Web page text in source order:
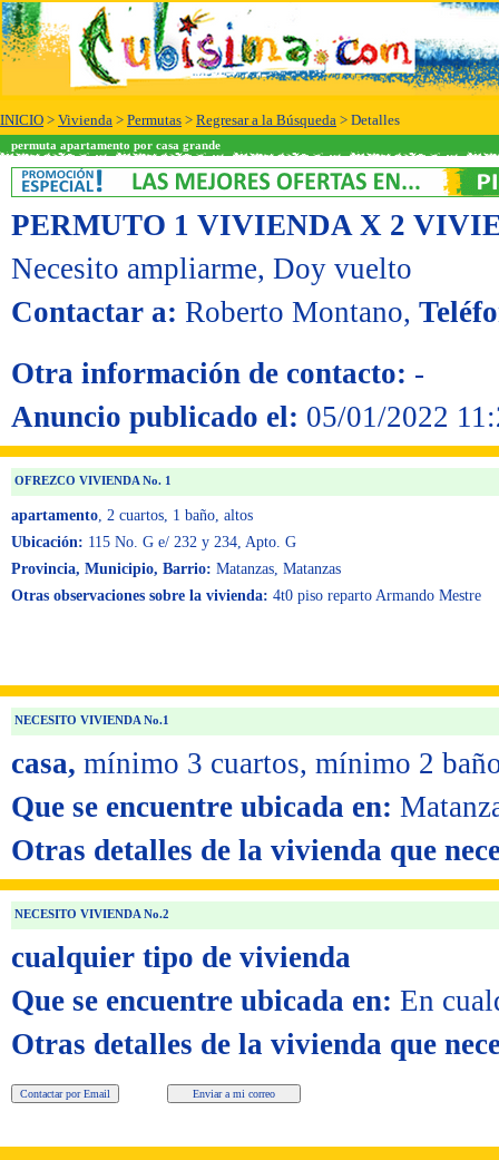
INICIO > Vivienda > Permutas > Regresar a la Búsqueda > Detalles
permuta apartamento por casa grande
PERMUTO 1 VIVIENDA X 2
Necesito ampliarme, Doy vuelto
Contactar a: Roberto Montano,
Otra información de contacto: -
Anuncio publicado el: 05/01/2022
OFREZCO VIVIENDA No. 1
apartamento, 2 cuartos, 1 baño, altos
Ubicación: 115 No. G e/ 232 y 234, Apto. G
Provincia, Municipio, Barrio: Matanzas, Matanzas
Otras observaciones sobre la vivienda: 4t0 piso reparto Armando Mestre
NECESITO VIVIENDA No.1
casa, mínimo 3 cuartos, mínimo 2
Que se encuentre ubicada en:
Otras detalles de la vivienda que
NECESITO VIVIENDA No.2
cualquier tipo de vivienda
Que se encuentre ubicada en: En
Otras detalles de la vivienda que